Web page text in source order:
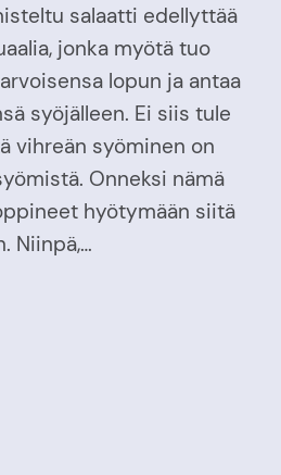
salaatti edellyttää
jonka myötä tuo
lopun ja antaa
syöjälleen. Ei siis tule
vihreän syöminen on
Onneksi nämä
hyötymään siitä
Niinpä,…